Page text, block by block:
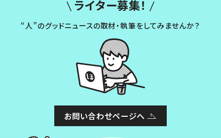
ライター募集！
“人”のグッドニュースの取材・執筆をしてみませんか？
お問い合わせページへ